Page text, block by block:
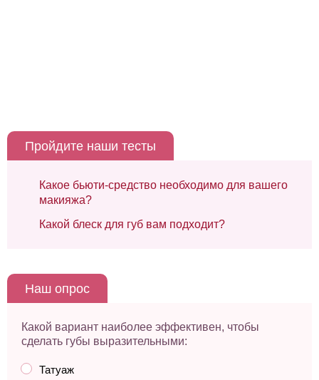
Пройдите наши тесты
Какое бьюти-средство необходимо для вашего
макияжа?
Какой блеск для губ вам подходит?
Наш опрос
Какой вариант наиболее эффективен, чтобы
сделать губы выразительными:
Татуаж